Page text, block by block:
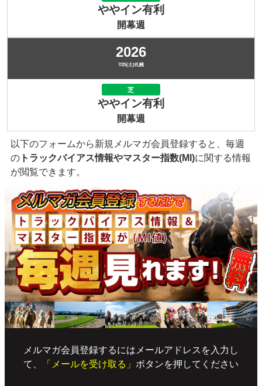
ややイン有利
開幕週
2026
7/25(土)札幌
芝
ややイン有利
開幕週
以下のフォームから新規メルマガ会員登録すると、毎週
の トラックバイアス情報やマスター指数(MI)に関する情報
が閲覧できます。
メルマガ会員登録するにはメールアドレスを入力し
て、
「メールを受け取る」 ボタンを押してください